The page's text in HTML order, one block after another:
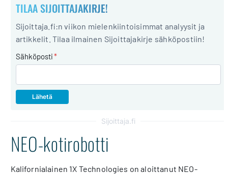
TILAA SIJOITTAJAKIRJE!
Sijoittaja.fi:n viikon mielenkiintoisimmat analyysit ja
artikkelit. Tilaa ilmainen Sijoittajakirje sähköpostiin!
Sähköposti*
Sijoittaja.fi
NEO-kotirobotti
Kalifornialainen 1X Technologies on aloittanut NEO-